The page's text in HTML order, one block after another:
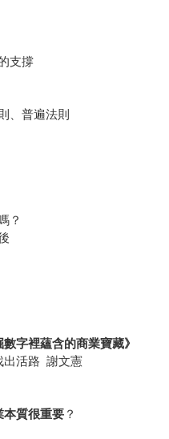
支撐
、普遍法則
？
字裡蘊含的商業寶藏》
出活路 謝文憲
質很重要？